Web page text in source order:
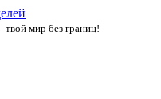
мир без границ!